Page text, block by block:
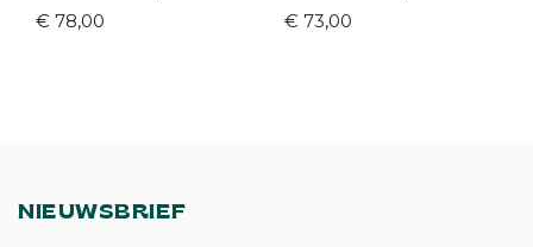
(maat 18-24)
€ 78,00
bruin/cognac (maat 19-
€ 73,00
NIEUWSBRIEF